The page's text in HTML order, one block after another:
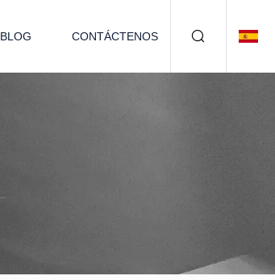
BLOG CONTÁCTENOS